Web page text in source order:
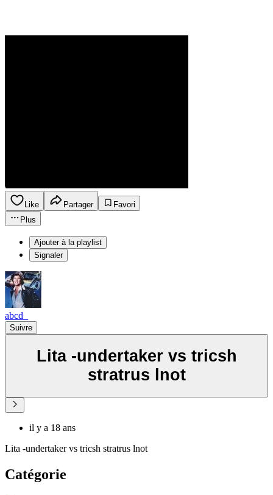
Like Partager
Favori
Plus
Ajouter à la playlist
Signaler
abcd_
Suivre
Lita -undertaker vs tricsh
stratrus lnot
il y a 18 ans
Lita -undertaker vs tricsh stratrus lnot
Catégorie